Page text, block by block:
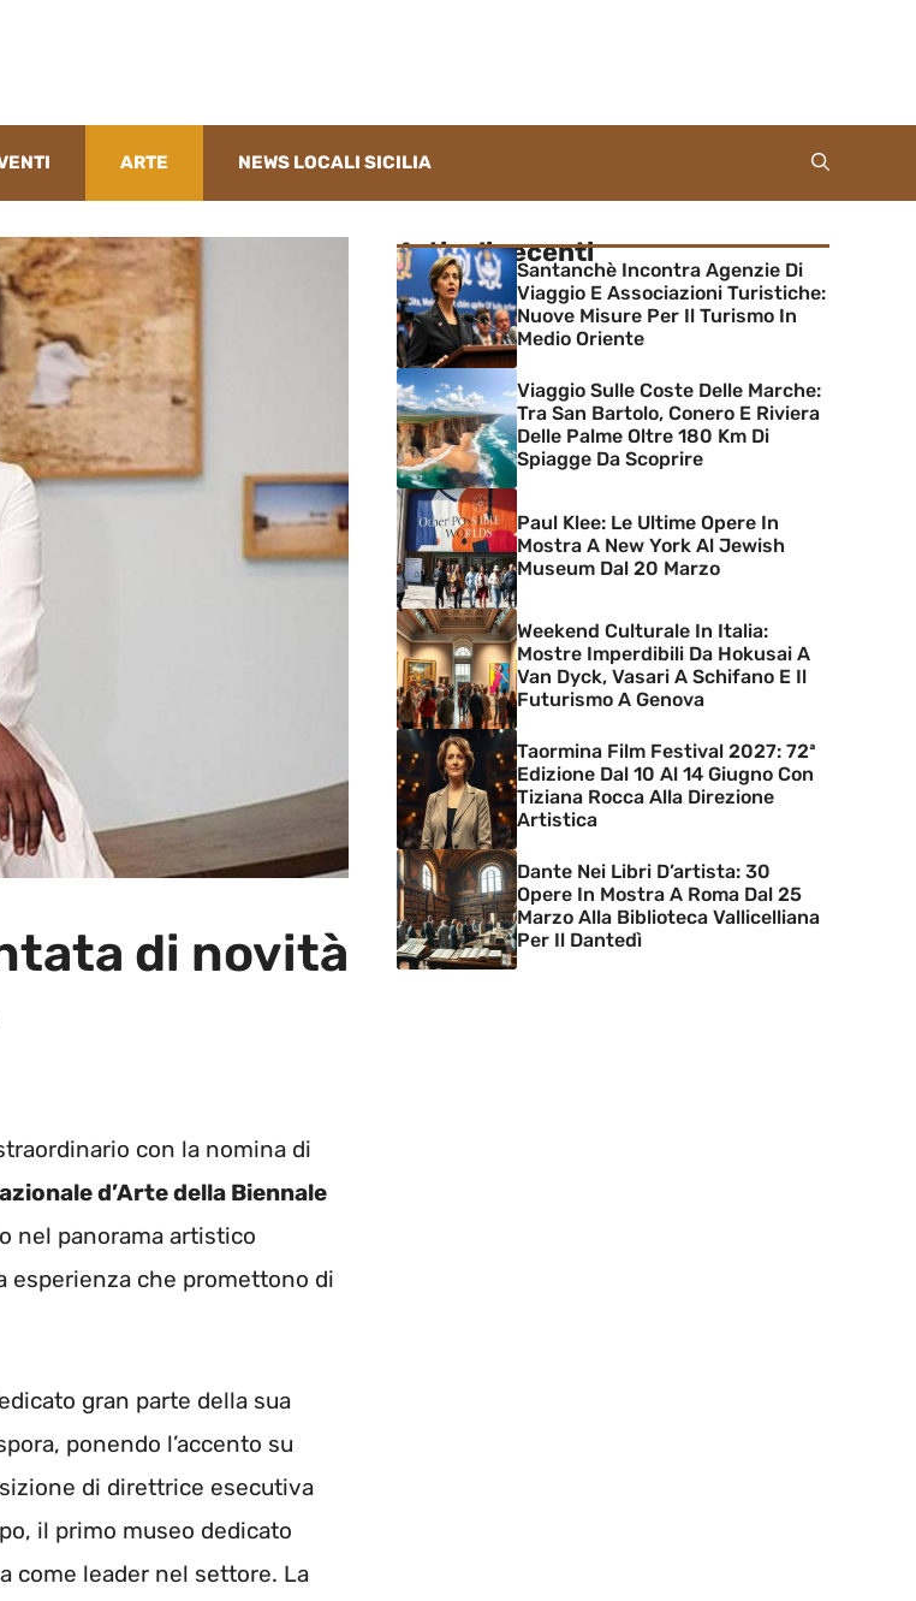
ARTE NEWS LOCALI SICILIA
di novità
con la nomina di
d’Arte della Biennale
nel panorama artistico
esperienza che promettono di
gran parte della sua
ponendo l’accento su
di direttrice esecutiva
il primo museo dedicato
come leader nel settore. La
Articoli recenti
Santanchè Incontra Agenzie Di
Viaggio E Associazioni Turistiche:
Nuove Misure Per Il Turismo In
Medio Oriente
Viaggio Sulle Coste Delle Marche:
Tra San Bartolo, Conero E Riviera
Delle Palme Oltre 180 Km Di
Spiagge Da Scoprire
Paul Klee: Le Ultime Opere In
Mostra A New York Al Jewish
Museum Dal 20 Marzo
Weekend Culturale In Italia:
Mostre Imperdibili Da Hokusai A
Van Dyck, Vasari A Schifano E Il
Futurismo A Genova
Taormina Film Festival 2027: 72ª
Edizione Dal 10 Al 14 Giugno Con
Tiziana Rocca Alla Direzione
Artistica
Dante Nei Libri D’artista: 30
Opere In Mostra A Roma Dal 25
Marzo Alla Biblioteca Vallicelliana
Per Il Dantedì